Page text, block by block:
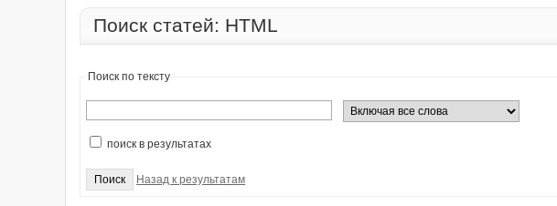
Поиск статей: HTML
Поиск по тексту
поиск в результатах
Назад к результатам